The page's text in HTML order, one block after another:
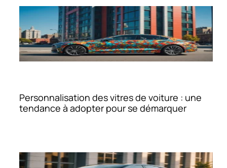
Personnalisation des vitres de voiture : une
tendance à adopter pour se démarquer